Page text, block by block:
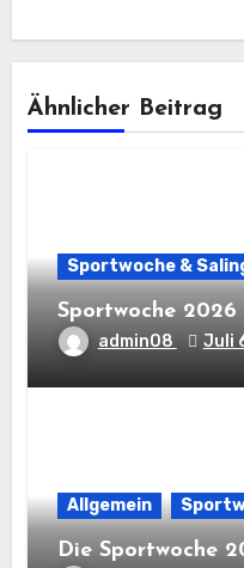
Ähnlicher Beitrag
Sportwoche &
Sportwoche 2026
admin08 Juli
Allgemein
Die Sportwoche